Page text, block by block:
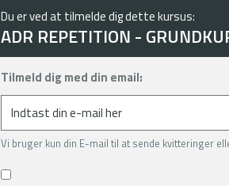
Du er ved at tilmelde dig dette kursus:
ADR REPETITION -
Tilmeld dig med din email:
Vi bruger kun din E-mail til at sende kvitteringer